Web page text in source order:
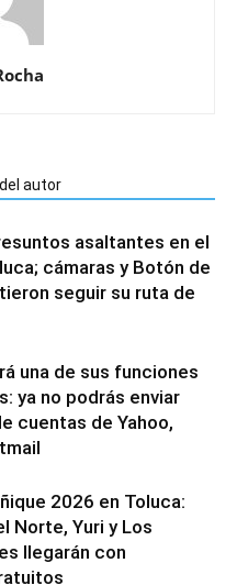
autor
asaltantes en el
cámaras y Botón de
seguir su ruta de
una de sus funciones
ya no podrás enviar
cuentas de Yahoo,
2026 en Toluca:
Norte, Yuri y Los
llegarán con